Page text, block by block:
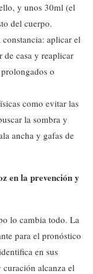
y unos 30ml (el
del cuerpo.
aplicar el
de casa y reaplicar
o
como evitar las
la sombra y
ancha y gafas de
en la prevención y
lo cambia todo. La
para el pronóstico
en sus
alcanza el